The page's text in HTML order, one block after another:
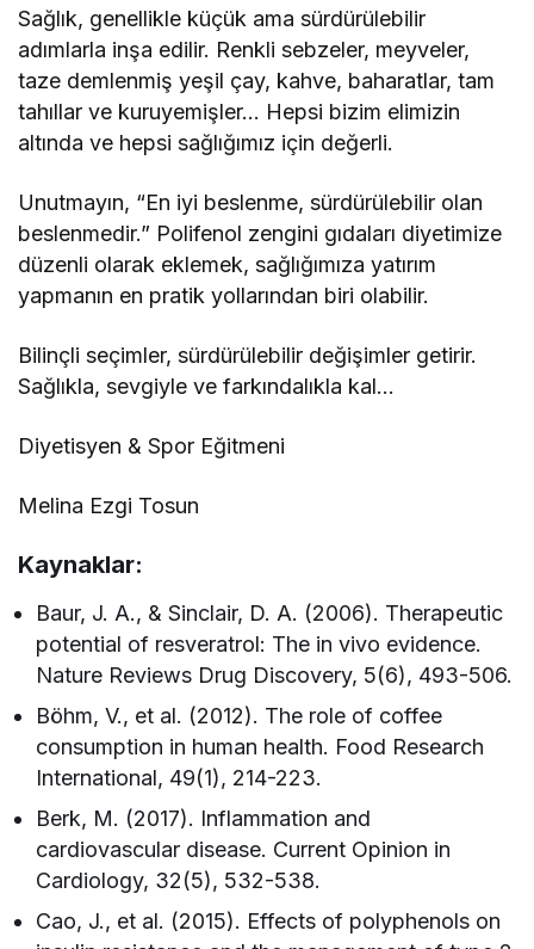
Sağlık, genellikle küçük ama sürdürülebilir
adımlarla inşa edilir. Renkli sebzeler, meyveler,
taze demlenmiş yeşil çay, kahve, baharatlar, tam
tahıllar ve kuruyemişler… Hepsi bizim elimizin
altında ve hepsi sağlığımız için değerli.
Unutmayın, “En iyi beslenme, sürdürülebilir olan
beslenmedir.” Polifenol zengini gıdaları diyetimize
düzenli olarak eklemek, sağlığımıza yatırım
yapmanın en pratik yollarından biri olabilir.
Bilinçli seçimler, sürdürülebilir değişimler getirir.
Sağlıkla, sevgiyle ve farkındalıkla kal…
Diyetisyen & Spor Eğitmeni
Melina Ezgi Tosun
Kaynaklar:
Baur, J. A., & Sinclair, D. A. (2006). Therapeutic
potential of resveratrol: The in vivo evidence.
Nature Reviews Drug Discovery, 5(6), 493-506.
Böhm, V., et al. (2012). The role of coffee
consumption in human health. Food Research
International, 49(1), 214-223.
Berk, M. (2017). Inflammation and
cardiovascular disease. Current Opinion in
Cardiology, 32(5), 532-538.
Cao, J., et al. (2015). Effects of polyphenols on